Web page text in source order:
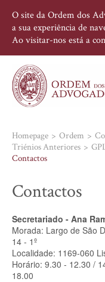
O site da Ordem dos
a sua experiência de
Ao visitar-nos está a
Homepage Ordem
Triénios Anteriores
Contactos
Contactos
Secretariado - Ana
Morada: Largo de São
14 - 1º
Localidade: 1169-060
Horário: 9.30 - 12.30 /
18.00